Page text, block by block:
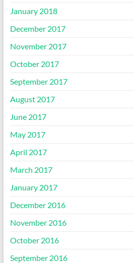
January 2018
December 2017
November 2017
October 2017
September 2017
August 2017
June 2017
May 2017
April 2017
March 2017
January 2017
December 2016
November 2016
October 2016
September 2016